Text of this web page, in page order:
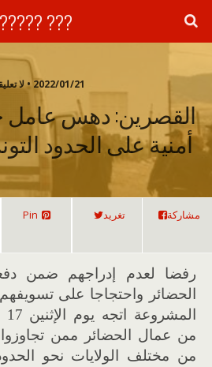
??? ?????
2022/01/21 • لا تعليقات
القصرين: دهس عامل
أمنية على الحدود
مشاركة تغريد Pin
رفضا لعدم إدراجهم ضمن
الحضائر واحتجاجا على
من مختلف الولايات نحو الحدود